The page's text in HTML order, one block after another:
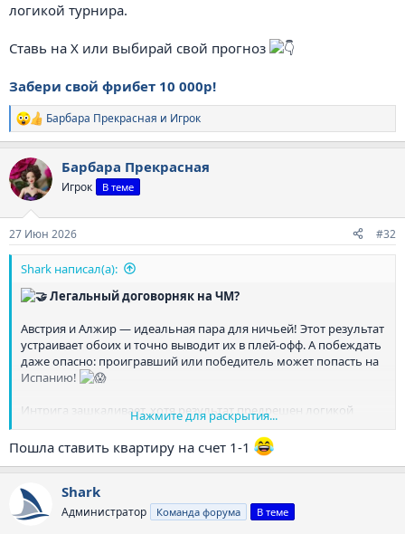
логикой турнира.
Ставь на X или выбирай свой прогноз
Забери свой фрибет 10 000р!
Р
е
к
ц
и
Барбара Прекрасная и Игрок
Барбара Прекрасная
Игрок В теме
27 Июн 2026 #32
Shark написал(а):
Легальный договорняк на ЧМ?
Австрия и Алжир — идеальная пара для ничьей! Этот результат
устраивает обоих и точно выводит их в плей-офф. А побеждать
даже опасно: проигравший или победитель может попасть на
Испанию!
Интрига зашкаливает, хотя результат предрешен логикой
Ставь на X или выбирай свой прогноз
Забери свой фрибет 10 000р!
Нажмите для раскрытия...
Пошла ставить квартиру на счет 1-1
Shark
Администратор Команда форума В теме